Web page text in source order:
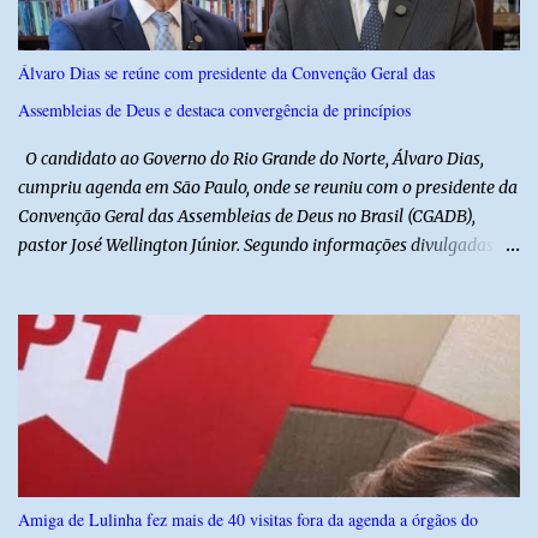
fugiu levando a caminhonete em direção ainda desconhecida. A
Polícia Militar foi acionada logo após o crime e realiza diligências
na região na tentativa de localizar o veículo e identificar os
autores do assalto. Qualquer informação que possa ajudar na
localização da caminhonete ou na identificação dos suspeitos pode
Álvaro Dias se reúne com presidente da Convenção Geral das
Assembleias de Deus e destaca convergência de princípios
O candidato ao Governo do Rio Grande do Norte, Álvaro Dias,
cumpriu agenda em São Paulo, onde se reuniu com o presidente da
Convenção Geral das Assembleias de Deus no Brasil (CGADB),
pastor José Wellington Júnior. Segundo informações divulgadas
político nacional e estadual. De acordo com a campanha de Álvaro
Dias, o pastor José Wellington Júnior manifestou apoio à
candidatura e ressaltou a importância da participação dos cristãos
no processo democrático, defendendo a valorização de princípios
como a defesa da família, o combate à corrupção, o
enfrentamento às drogas e a proteção da vida. Ainda segundo a
campanha, o líder religioso afirmou que levará sua orientação às
lideranças da Assembleia de Deus no Rio Grande do Norte. A
Amiga de Lulinha fez mais de 40 visitas fora da agenda a órgãos do